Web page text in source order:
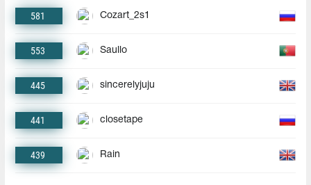
581 Cozart_2s1
553 Saullo
445 sincerelyjuju
441 closetape
439 Rain